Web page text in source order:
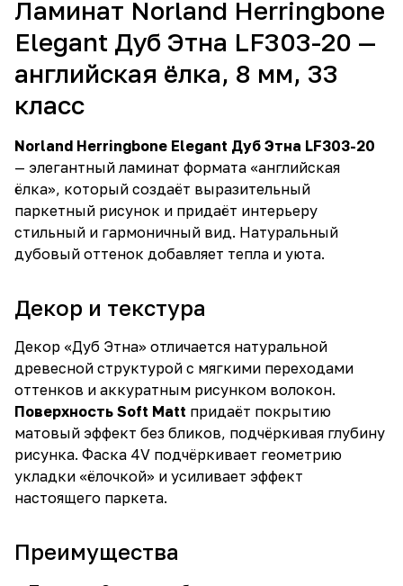
Ламинат Norland Herringbone
Elegant Дуб Этна LF303-20 —
английская ёлка, 8 мм, 33
класс
Norland Herringbone Elegant Дуб Этна LF303-20
— элегантный ламинат формата «английская
ёлка», который создаёт выразительный
паркетный рисунок и придаёт интерьеру
стильный и гармоничный вид. Натуральный
дубовый оттенок добавляет тепла и уюта.
Декор и текстура
Декор «Дуб Этна» отличается натуральной
древесной структурой с мягкими переходами
оттенков и аккуратным рисунком волокон.
Поверхность Soft Matt придаёт покрытию
матовый эффект без бликов, подчёркивая глубину
рисунка. Фаска 4V подчёркивает геометрию
укладки «ёлочкой» и усиливает эффект
настоящего паркета.
Преимущества